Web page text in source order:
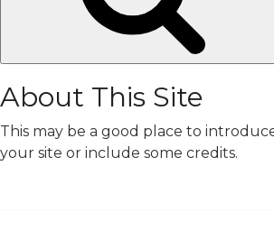
About This Site
This may be a good place to
your site or include some credits.